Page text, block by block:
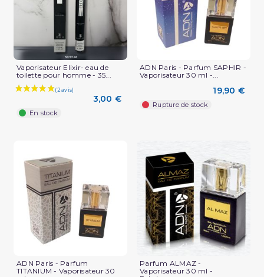
(1 avis)
Vaporisateur Elixir- eau de
toilette pour homme - 35...
3,00 €
En stock
ADN Paris - Parfum SAPHIR -
Vaporisateur 30 ml -...
19,90 €
Rupture de stock
ADN Paris - Parfum
TITANIUM - Vaporisateur 30
Parfum ALMAZ -
Vaporisateur 30 ml -